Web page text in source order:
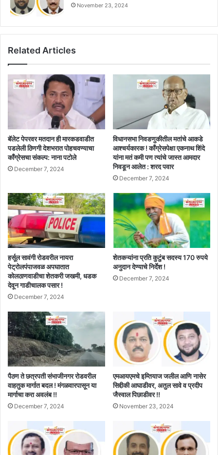
November 23, 2024
Related Articles
बॅलेट पेपरवर मतदान ही मारकडवाडीत
पडलेली ठिणगी देशभरात पोहचवण्याचा
काँग्रेसचा संकल्प: नाना पटोले
December 7, 2024
विधानसभा निवडणुकीतील मतांचे आकडे
आश्चर्यकारक ! काँग्रेसपेक्षा एकनाथ शिंदे
यांना मतं कमी पण त्यांचे जास्त आमदार
निवडून आलेत : शरद पवार
December 7, 2024
हर्सूल सावंगी रोडवरील नायरा
पेट्रोलपंपाजवळ अपघातात
कोलठाणवाडीचा शेतकरी जखमी, धडक
देवून गाडीचालक पसार !
December 7, 2024
शेतकऱ्यांना प्रति कुटुंब सदस्य 170 रुपये
अनुदान देण्याचे निर्देश !
December 7, 2024
पैठण ते छत्रपती संभाजीनगर रोडवरील
वाहतुक मार्गात बदल ! मंगळवारपासून या
मार्गाचा करा अवलंब !!
December 7, 2024
एमआयएमचे इम्तियाज जलील आणि नासेर
सिद्दीकी आघाडीवर, अतुल सावे व प्रदीप
जैस्वाल पिछाडीवर !!
November 23, 2024